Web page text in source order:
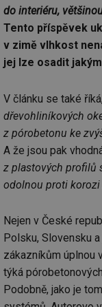
do interiéru,
Tento příspěvek
v zimě vlhkost
jej lze osadit
V článku se také
dřevohliníkových
z pórobetonu ke
A že jsou pak
z plastových profilů
odolnou proti korozi
Nejen v České
Polsku, Slovensku
zákazníkům úplnou
týká
Podobně, jako je